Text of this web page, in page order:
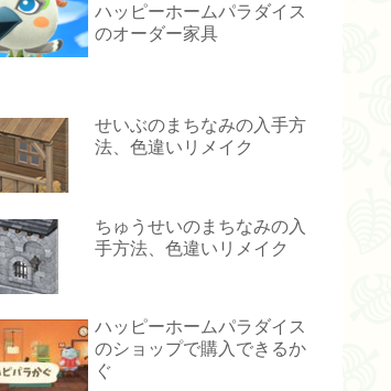
ハッピーホームパラダイス
のオーダー家具
せいぶのまちなみの入手方
法、色違いリメイク
ちゅうせいのまちなみの入
手方法、色違いリメイク
ハッピーホームパラダイス
のショップで購入できるか
ぐ